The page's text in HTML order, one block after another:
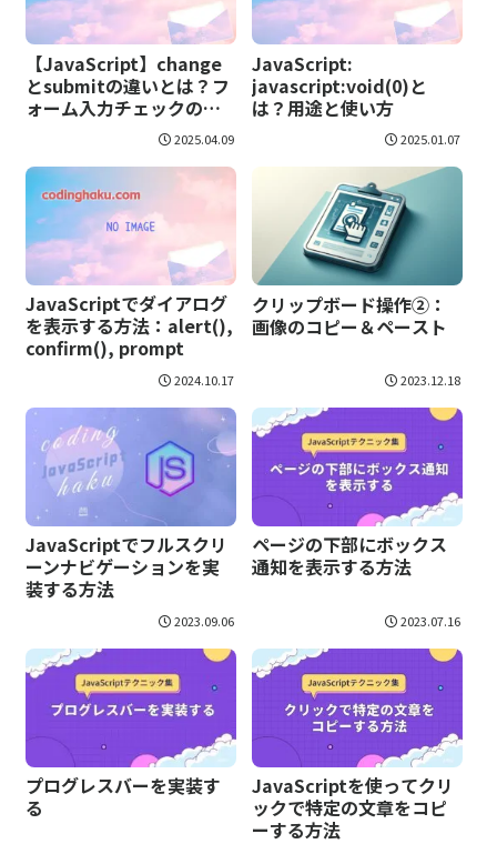
【JavaScript】change
とsubmitの違いとは？フ
ォーム入力チェックの正
2025.04.09
JavaScript:
javascript:void(0)と
は？用途と使い方
2025.01.07
JavaScriptでダイアログ
を表示する方法：alert(),
confirm(), prompt
2024.10.17
クリップボード操作②：
画像のコピー＆ペースト
2023.12.18
JavaScriptでフルスクリ
ーンナビゲーションを実
装する方法
2023.09.06
ページの下部にボックス
通知を表示する方法
2023.07.16
プログレスバーを実装す
る
JavaScriptを使ってクリ
ックで特定の文章をコピ
ーする方法